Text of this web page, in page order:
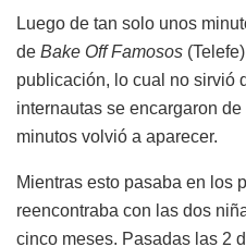
Luego de tan solo unos
de Bake Off Famosos
publicación, lo cual no sirvió
internautas se encargaron
minutos volvió a aparecer.
Mientras esto pasaba en los
reencontraba con las dos
cinco meses. Pasadas las 2